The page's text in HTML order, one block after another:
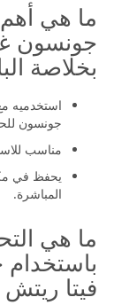
ما هي
جونسون
بخلاصة
استخدميه
جونسون
مناسب
يحفظ في
المباشرة.
ما هي
فيتا ريتش